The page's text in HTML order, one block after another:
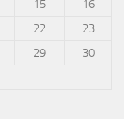
15
16
22
23
29
30